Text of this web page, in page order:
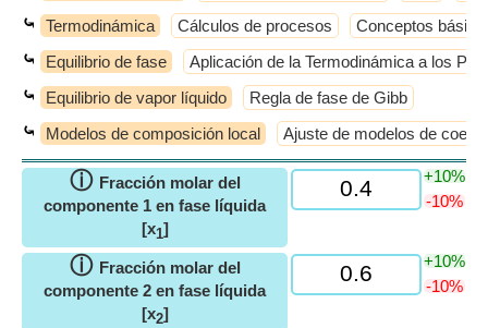
⤿ Termodinámica Cálculos de procesos Conceptos
⤿ Equilibrio de fase Aplicación de la Termodinámica a los
⤿ Equilibrio de vapor líquido Regla de fase de Gibb
⤿ Modelos de composición local Ajuste de modelos de
ⓘ Fracción molar del
componente 1 en fase líquida
[x1]
+10%
-10%
ⓘ Fracción molar del
componente 2 en fase líquida
[x2]
+10%
-10%